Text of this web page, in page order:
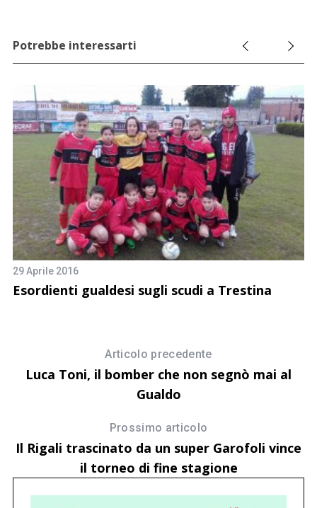
Potrebbe interessarti
29 Aprile 2016
Esordienti gualdesi sugli scudi a Trestina
Articolo precedente
Luca Toni, il bomber che non segnò mai al
Gualdo
Prossimo articolo
Il Rigali trascinato da un super Garofoli vince
il torneo di fine stagione